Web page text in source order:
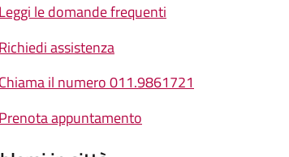
le domande frequenti
assistenza
il numero 011.9861721
appuntamento